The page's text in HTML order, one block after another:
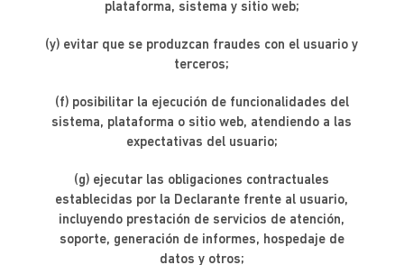
plataforma, sistema y sitio web;
(y) evitar que se produzcan fraudes con el usuario y
terceros;
(f) posibilitar la ejecución de funcionalidades del
sistema, plataforma o sitio web, atendiendo a las
expectativas del usuario;
(g) ejecutar las obligaciones contractuales
establecidas por la Declarante frente al usuario,
incluyendo prestación de servicios de atención,
soporte, generación de informes, hospedaje de
datos y otros;